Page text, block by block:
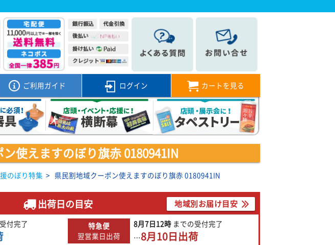
ご利用ガイド ログイン カートを見る
使えますのぼり旗赤 0180941IN
のぼり特集 > 県民割地域クーポン使えますのぼり旗赤 0180941IN
出荷日の目安 地域別お届け目安
受付完了
特急便
翌営業日出荷
8月7日12時 までの受付完了
…8月10日出荷